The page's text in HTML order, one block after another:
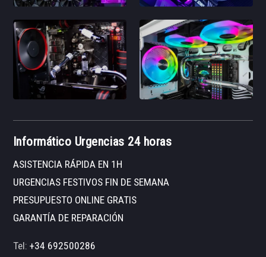
Informático Urgencias 24 horas
ASISTENCIA RÁPIDA EN 1H
URGENCIAS FESTIVOS FIN DE SEMANA
PRESUPUESTO ONLINE GRATIS
GARANTÍA DE REPARACIÓN
Tel:+34 692500286